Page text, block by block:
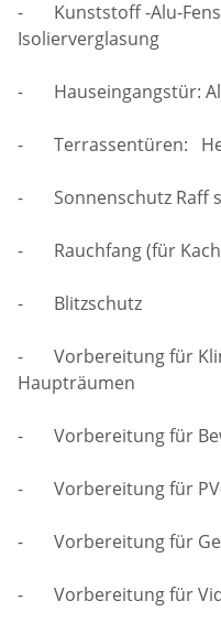
- Kunststoff -Alu-
Isolierverglasung
- Hauseingangstür:
- Terrassentüren:
- Sonnenschutz Raff
- Rauchfang (für
- Blitzschutz
- Vorbereitung für
Haupträumen
- Vorbereitung für
- Vorbereitung für
- Vorbereitung für
- Vorbereitung für